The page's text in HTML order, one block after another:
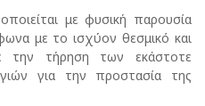
με φυσική παρουσία
με το ισχύον θεσμικό και
την τήρηση των εκάστοτε
για την προστασία της